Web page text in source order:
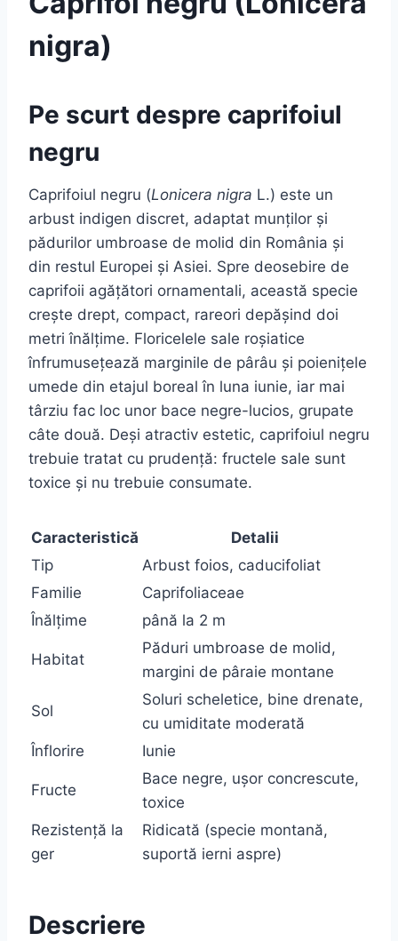
nigra)
Pe scurt despre caprifoiul
negru
Caprifoiul negru (Lonicera nigra L.) este un
arbust indigen discret, adaptat munților și
pădurilor umbroase de molid din România și
din restul Europei și Asiei. Spre deosebire de
caprifoii agățători ornamentali, această specie
crește drept, compact, rareori depășind doi
metri înălțime. Floricelele sale roșiatice
înfrumusețează marginile de pârâu și poienițele
umede din etajul boreal în luna iunie, iar mai
târziu fac loc unor bace negre-lucios, grupate
câte două. Deși atractiv estetic, caprifoiul negru
trebuie tratat cu prudență: fructele sale sunt
toxice și nu trebuie consumate.
Caracteristică
Detalii
Tip
Arbust foios, caducifoliat
Familie
Caprifoliaceae
Înălțime
până la 2 m
Habitat
Păduri umbroase de molid,
margini de pâraie montane
Sol
Soluri scheletice, bine drenate,
cu umiditate moderată
Înflorire
Iunie
Fructe
Bace negre, ușor concrescute,
toxice
Rezistență la
ger
Ridicată (specie montană,
suportă ierni aspre)
Descriere